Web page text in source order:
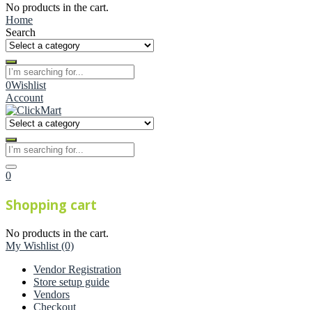
No products in the cart.
Home
Search
0Wishlist
Account
0
Shopping cart
No products in the cart.
My Wishlist (0)
Vendor Registration
Store setup guide
Vendors
Checkout